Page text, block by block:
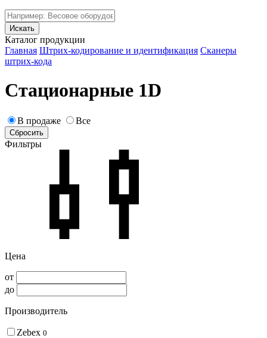
Каталог продукции
Главная Штрих-кодирование и идентификация Сканеры
штрих-кода
Стационарные 1D
В продаже Все
Фильтры
Цена
от
до
Производитель
Zebex 0